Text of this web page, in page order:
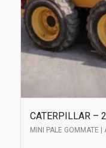
CATERPILLAR –
MINI PALE GOMMATE